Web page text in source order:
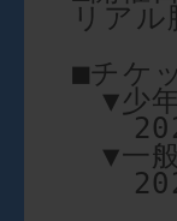
リア
■チケ
▼少年
▼一